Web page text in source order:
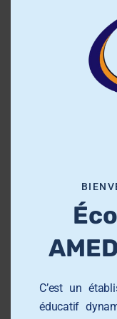
À propos de
L’école et
C’est un
éducatif